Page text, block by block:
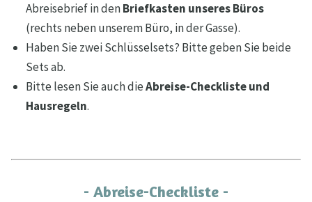
Abreisebrief in denBriefkasten unseres Büros
(rechts neben unserem Büro, in der Gasse).
Haben Sie zwei Schlüsselsets? Bitte geben Sie beide
Sets ab.
Bitte lesen Sie auch dieAbreise-Checkliste und
Hausregeln.
- Abreise-Checkliste -